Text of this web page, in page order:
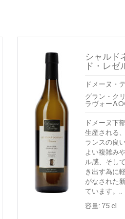
シャル
ド・レゼ
ドメーヌ・
グラン・ク
ラヴォー
ドメーヌ下
生産される
ランスの良
よい複雑み
ル感、そし
き出す為に
がなされた
ています。..
容量: 75 cl